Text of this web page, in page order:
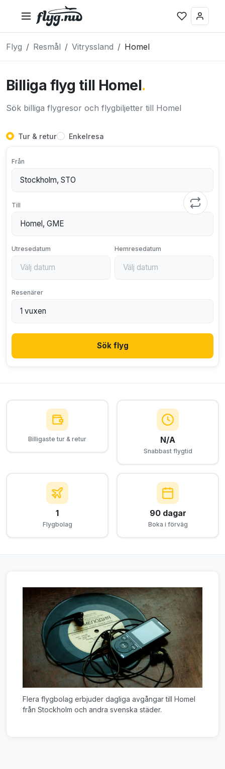
Flyg Resmål Vitryssland Homel
Billiga flyg till Homel.
Sök billiga flygresor och flygbiljetter till Homel
Tur & retur Enkelresa
Från
Till
Utresedatum Hemresedatum
Resenärer
Sök flyg
Billigaste tur & retur N/A
Snabbast flygtid
1
Flygbolag
90 dagar
Boka i förväg
Flera flygbolag erbjuder dagliga avgångar till Homel
från Stockholm och andra svenska städer.